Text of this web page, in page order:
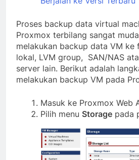
Proses backup data virtual
Proxmox terbilang sangat
melakukan backup data VM
lokal, LVM group, SAN/NAS
server lain. Berikut adalah
melakukan backup VM pada
Masuk ke Proxmox Web
Pilih menu Storage pada